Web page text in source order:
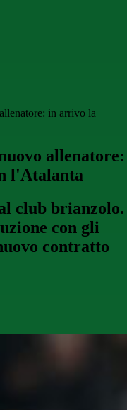
in arrivo la
allenatore:
l'Atalanta
club brianzolo.
con gli
contratto